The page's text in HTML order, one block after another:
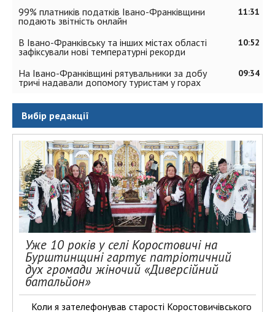
11:31
99% платників податків Івано-Франківщини
подають звітність онлайн
10:52
В Івано-Франківську та інших містах області
зафіксували нові температурні рекорди
09:34
На Івано-Франківщині рятувальники за добу
тричі надавали допомогу туристам у горах
Вибір редакції
Уже 10 років у селі Коростовичі на
Бурштинщині гартує патріотичний
дух громади жіночий «Диверсійний
батальйон»
Коли я зателефонував старості Коростовичівського